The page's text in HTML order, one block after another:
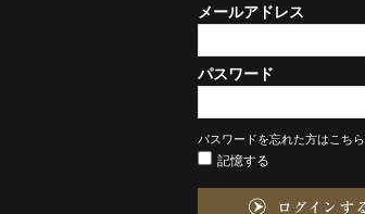
メールアドレス
パスワード
パスワードを忘れた方はこちら
記憶する